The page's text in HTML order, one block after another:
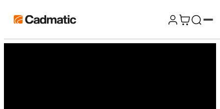
Siirry
suoraan
sisältöön
Cadmatic
3D